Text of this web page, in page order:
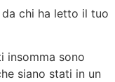
da chi ha letto il tuo
insomma sono
siano stati in un